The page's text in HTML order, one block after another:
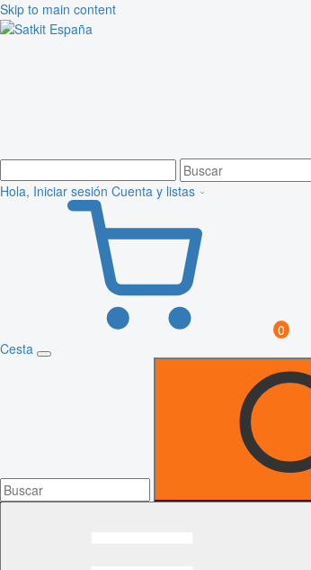
Skip to main content
Hola, Iniciar sesión Cuenta y listas
0
Cesta